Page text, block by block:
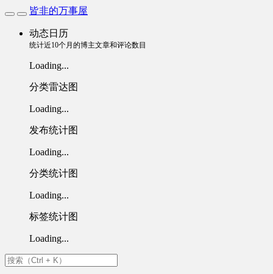
皆非的万事屋
动态日历
统计近10个月的博主文章和评论数目
Loading...
分类雷达图
Loading...
发布统计图
Loading...
分类统计图
Loading...
标签统计图
Loading...